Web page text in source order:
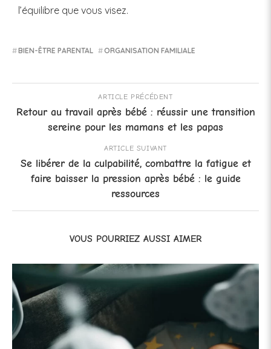
l’équilibre que vous visez.
BIEN-ÊTRE PARENTAL ORGANISATION FAMILIALE
ARTICLE PRÉCÉDENT
Retour au travail après bébé : réussir une transition
sereine pour les mamans et les papas
ARTICLE SUIVANT
Se libérer de la culpabilité, combattre la fatigue et
faire baisser la pression après bébé : le guide
ressources
VOUS POURRIEZ AUSSI AIMER